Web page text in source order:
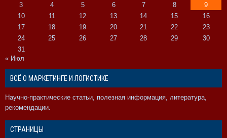
3
4 5 6 7 8
9
10
11 12 13 14 15
16
17
18 19 20 21 22
23
24
25 26 27 28 29
30
31
« Июл
ВСЁ О МАРКЕТИНГЕ И ЛОГИСТИКЕ
Научно-практические статьи, полезная информация, литература,
рекомендации.
СТРАНИЦЫ